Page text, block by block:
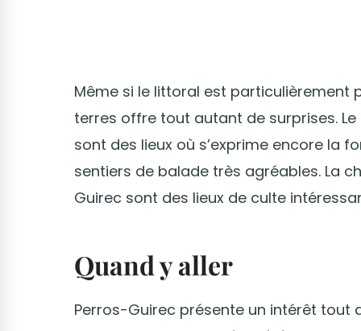
Même si le littoral est particulièrement
terres offre tout autant de surprises.
sont des lieux où s’exprime encore la
sentiers de balade très agréables. La
Guirec sont des lieux de culte
Quand y aller
Perros-Guirec présente un intérêt tout